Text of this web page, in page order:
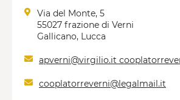
Via del Monte, 5
55027 frazione di Verni
Gallicano, Lucca
apverni@virgilio.it
cooplatorreverni@legalmail.it